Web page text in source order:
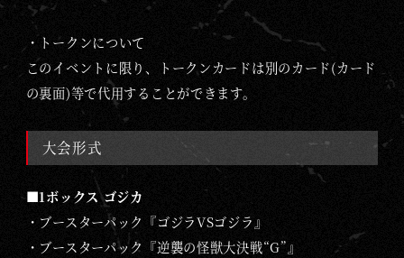
・トークンについて
このイベントに限り、トークンカードは別のカード(カード
の裏面)等で代用することができます。
大会形式
■1ボックス ゴジカ
・ブースターパック『ゴジラVSゴジラ』
・ブースターパック『逆襲の怪獣大決戦“G”』